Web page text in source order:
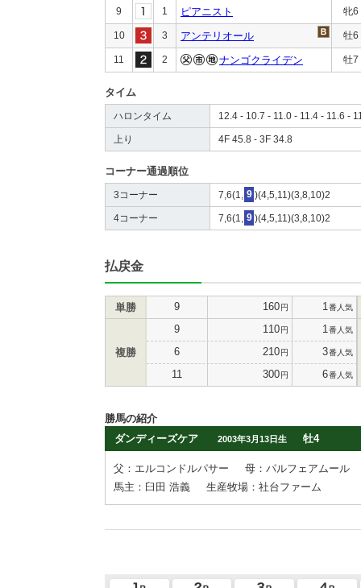
9 1 ピアニスト 牝6
10 3 アンテリオール 牡6
11 2 ナンゴクライデン 牡7
タイム
ハロンタイム 12.4 - 10.7 - 11.0 - 11.4 - 11.6 -
上り 4F 45.8 - 3F 34.8
コーナー通過順位
3コーナー 7,6(1, 9 )(4,5,11)(3,8,10)2
4コーナー 7,6(1, 9 )(4,5,11)(3,8,10)2
払戻金
単勝 9 160円 1 番人気
複勝
9 110円 1 番人気
6 210円 3番人気
11 300円 6番人気
勝馬の紹介
ダンディーズケア
2003年3月13日生 牡4
父：エルコンドルパサー
母：パルフェアムール
馬主：臼田 浩義
生産牧場：社台ファーム